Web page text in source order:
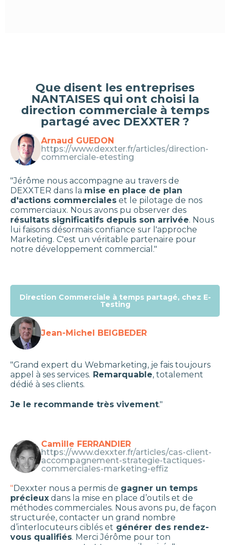
Que disent les entreprises
NANTAISES qui ont choisi la
direction commerciale à temps
partagé avec DEXXTER ?
Arnaud GUEDON
https://www.dexxter.fr/articles/direction-
commerciale-etesting
"Jérôme nous accompagne au travers de
DEXXTER dans la mise en place de plan
d'actions commerciales et le pilotage de nos
commerciaux. Nous avons pu observer des
résultats significatifs depuis son arrivée. Nous
lui faisons désormais confiance sur l'approche
Marketing. C'est un véritable partenaire pour
notre développement commercial."
Direction Commerciale à temps partagé, chez E-
Testing
Jean-Michel BEIGBEDER
"Grand expert du Webmarketing, je fais toujours
appel à ses services. Remarquable, totalement
dédié à ses clients.
Je le recommande très vivement."
Camille FERRANDIER
https://www.dexxter.fr/articles/cas-client-
accompagnement-strategie-tactiques-
commerciales-marketing-effiz
"Dexxter nous a permis de gagner un temps
précieux dans la mise en place d’outils et de
méthodes commerciales. Nous avons pu, de façon
structurée, contacter un grand nombre
d’interlocuteurs ciblés et générer des rendez-
vous qualifiés. Merci Jérôme pour ton